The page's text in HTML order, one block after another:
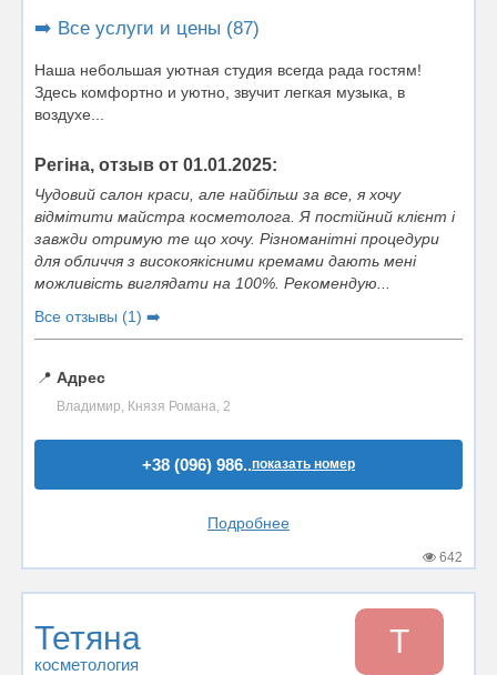
➡️ Все услуги и цены (87)
Наша небольшая уютная студия всегда рада гостям!
Здесь комфортно и уютно, звучит легкая музыка, в
воздухе...
Регіна, отзыв от 01.01.2025:
Чудовий салон краси, але найбільш за все, я хочу
відмітити майстра косметолога. Я постійний клієнт і
завжди отримую те що хочу. Різноманітні процедури
для обличчя з високоякісними кремами дають мені
можливість виглядати на 100%. Рекомендую...
Все отзывы (1) ➡️
📍 Адрес
Владимир, Князя Романа, 2
+38 (096) 986..показать номер
Подробнее
642
Тетяна
косметология
Т